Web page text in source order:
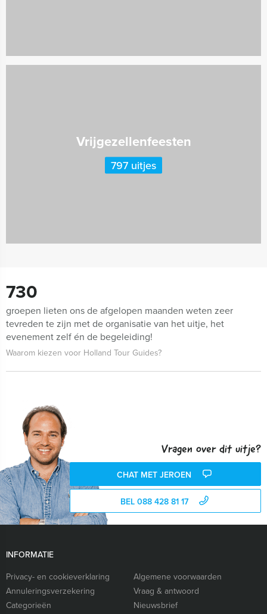
Vrijgezellenfeesten
797 uitjes
730
groepen lieten ons de afgelopen maanden weten zeer
tevreden te zijn met de organisatie van het uitje, het
evenement zelf én de begeleiding!
Waarom kiezen voor Holland Tour Guides?
Vragen over dit uitje?
CHAT MET JEROEN
BEL 088 428 81 17
INFORMATIE
Privacy- en cookieverklaring
Algemene voorwaarden
Annuleringsverzekering
Vraag & antwoord
Categorieën
Nieuwsbrief